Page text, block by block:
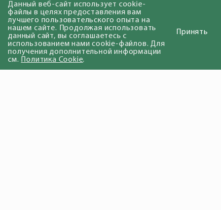
Данный веб-сайт использует cookie-
файлы в целях предоставления вам
лучшего пользовательского опыта на
нашем сайте. Продолжая использовать
данный сайт, вы соглашаетесь с
использованием нами cookie-файлов. Для
получения дополнительной информации
см.
Политика Cookie.
Принять